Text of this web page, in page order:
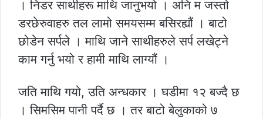
। निडर साथीहरू माथि जानुभयो । अनि म जस्तो
डरछेरुवाहरु तल लामो समयसम्म बसिरह्यौं । बाटो
छोडेन सर्पले । माथि जाने साथीहरुले सर्प लखेट्ने
काम गर्नु भयो र हामी माथि लाग्यौं ।
जति माथि गयो, उति अन्धकार । घडीमा १२ बज्दै छ
। सिमसिम पानी पर्दै छ । तर बाटो बेलुकाको ७